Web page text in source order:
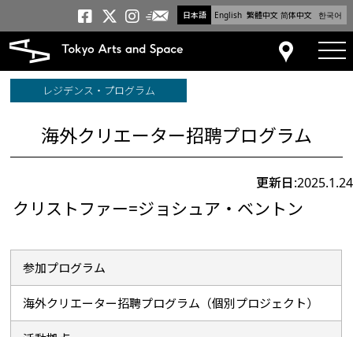
日本語 English 繁體中文 简体中文 한국어
トーキョーアーツアンド
トーキョーアーツアンド
トーキョーアーツア
メールニュース
アクセス
レジデンス・プログラム
海外クリエーター招聘プログラム
更新日:2025.1.24
クリストファー=ジョシュア・ベントン
参加プログラム
海外クリエーター招聘プログラム（個別プロジェクト）